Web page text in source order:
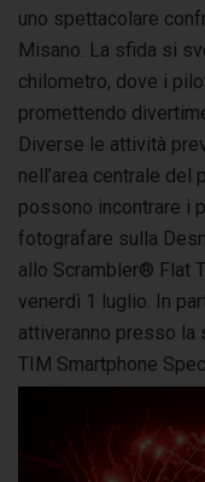
uno spettacolare
Misano. La sfida si
chilometro, dove i
promettendo
Diverse le attività
nell’area centrale
possono incontrare i
fotografare sulla
allo Scrambler® Flat
venerdì 1 luglio. In
attiveranno presso la
TIM Smartphone